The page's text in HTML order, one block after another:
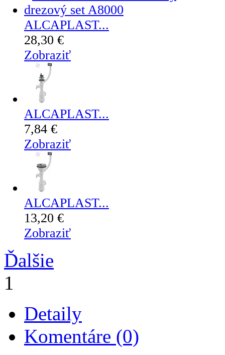
ALCAPLAST...
28,30 €
Zobraziť
ALCAPLAST...
7,84 €
Zobraziť
ALCAPLAST...
13,20 €
Zobraziť
Ďalšie
1
Detaily
Komentáre (0)